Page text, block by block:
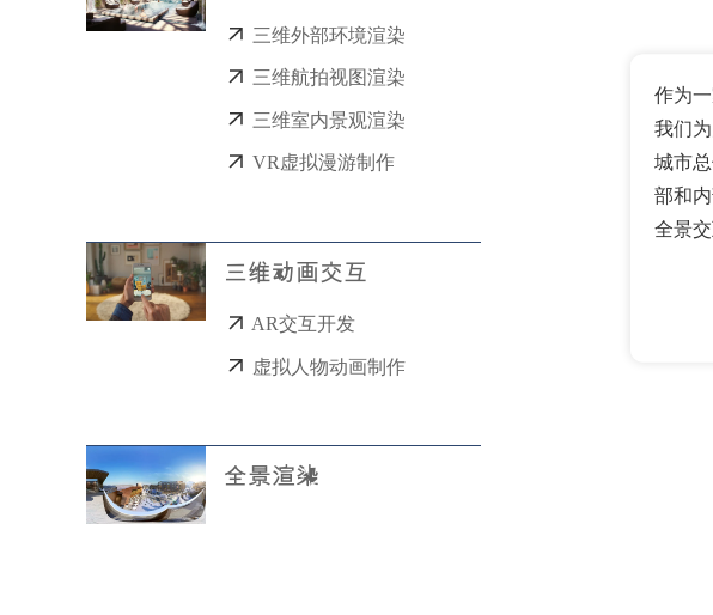
三维外部环境渲染
三维航拍视图渲染
三维室内景观渲染
VR虚拟漫游制作
三维动画交互
AR交互开发
虚拟人物动画制作
全景渲染
作为
我们
城市
部和
全景交